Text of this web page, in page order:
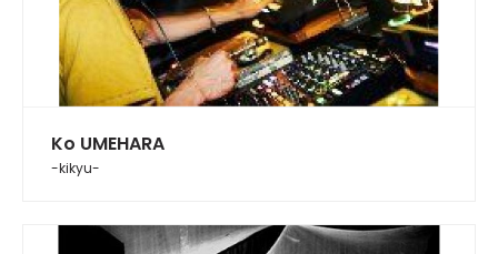
Ko UMEHARA
-kikyu-